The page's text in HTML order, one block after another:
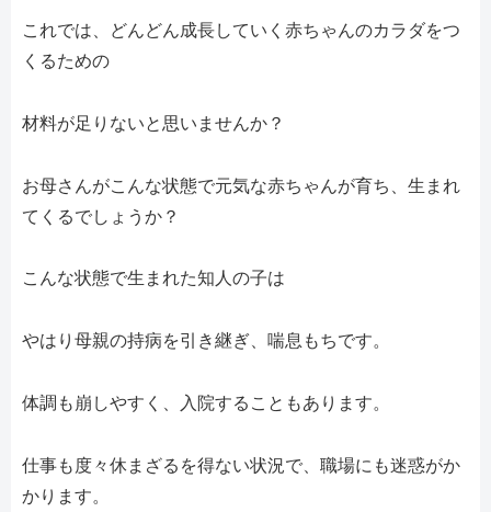
これでは、どんどん成長していく赤ちゃんのカラダをつ
くるための
材料が足りないと思いませんか？
お母さんがこんな状態で元気な赤ちゃんが育ち、生まれ
てくるでしょうか？
こんな状態で生まれた知人の子は
やはり母親の持病を引き継ぎ、喘息もちです。
体調も崩しやすく、入院することもあります。
仕事も度々休まざるを得ない状況で、職場にも迷惑がか
かります。